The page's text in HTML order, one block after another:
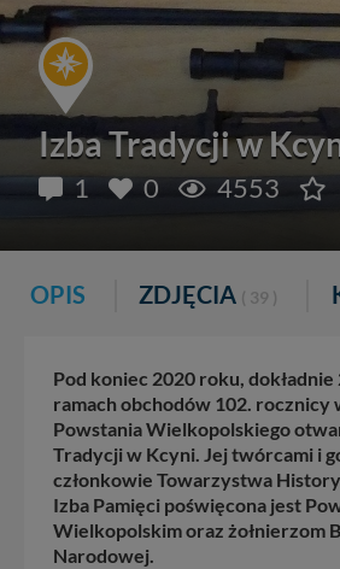
Izba Tradycji w
1 0 4553
OPIS ZDJĘCIA ( 39 )
Pod koniec 2020 roku,
ramach obchodów 102. rocznicy
Powstania Wielkopolskiego
Tradycji w Kcyni. Jej twórcami i
członkowie Towarzystwa
Izba Pamięci poświęcona jest
Wielkopolskim oraz żołnierzom
Narodowej.